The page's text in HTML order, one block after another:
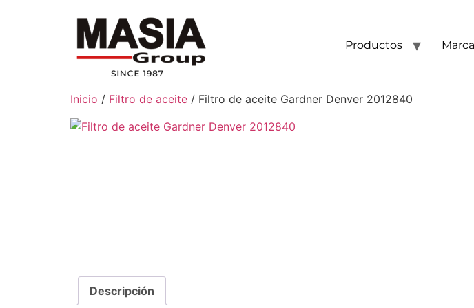
Productos
Inicio / Filtro de aceite / Filtro de aceite Gardner Denver 2012840
Descripción